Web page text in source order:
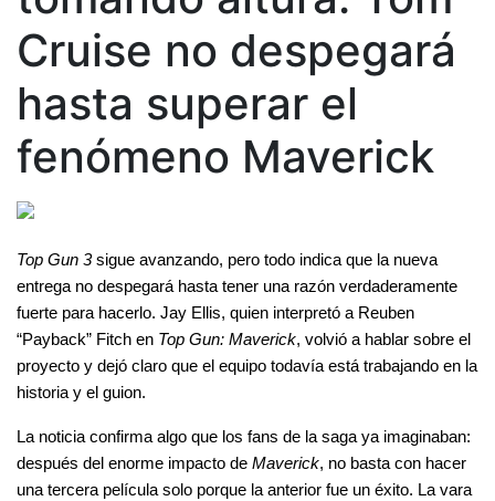
Cruise no despegará
hasta superar el
fenómeno Maverick
Top Gun 3 sigue avanzando, pero todo indica que la nueva
entrega no despegará hasta tener una razón verdaderamente
fuerte para hacerlo. Jay Ellis, quien interpretó a Reuben
“Payback” Fitch en Top Gun: Maverick, volvió a hablar sobre el
proyecto y dejó claro que el equipo todavía está trabajando en la
historia y el guion.
La noticia confirma algo que los fans de la saga ya imaginaban:
después del enorme impacto de Maverick, no basta con hacer
una tercera película solo porque la anterior fue un éxito. La vara